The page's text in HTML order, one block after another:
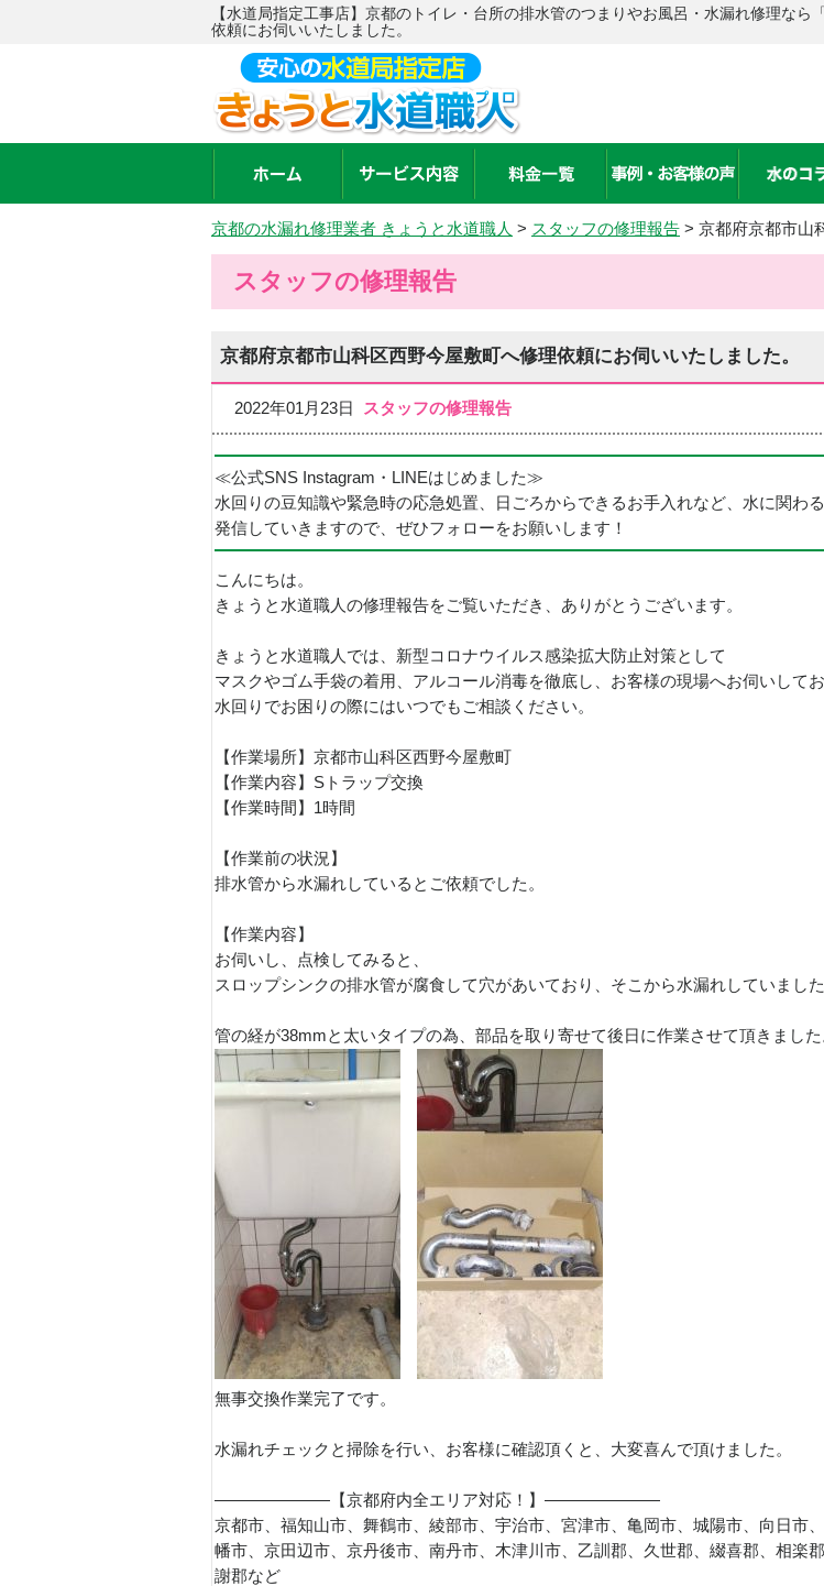
【水道局指定工事店】京都のトイレ・台所の排水管のつまりやお風呂・水漏れ修理な
依頼にお伺いいたしました。
京都の水漏れ修理業者 きょうと水道職人 > スタッフの修理報告 > 京都府京都市山
スタッフの修理報告
京都府京都市山科区西野今屋敷町へ修理依頼にお伺いいたしました。
2022年01月23日 スタッフの修理報告
≪公式SNS Instagram・LINEはじめました≫
水回りの豆知識や緊急時の応急処置、日ごろからできるお手入れなど、水に関わ
発信していきますので、ぜひフォローをお願いします！
こんにちは。
きょうと水道職人の修理報告をご覧いただき、ありがとうございます。
きょうと水道職人では、新型コロナウイルス感染拡大防止対策として
マスクやゴム手袋の着用、アルコール消毒を徹底し、お客様の現場へお伺いしてお
水回りでお困りの際にはいつでもご相談ください。
【作業場所】京都市山科区西野今屋敷町
【作業内容】Sトラップ交換
【作業時間】1時間
【作業前の状況】
排水管から水漏れしているとご依頼でした。
【作業内容】
お伺いし、点検してみると、
スロップシンクの排水管が腐食して穴があいており、そこから水漏れしていました
管の経が38mmと太いタイプの為、部品を取り寄せて後日に作業させて頂きました
無事交換作業完了です。
水漏れチェックと掃除を行い、お客様に確認頂くと、大変喜んで頂けました。
———————【京都府内全エリア対応！】———————
京都市、福知山市、舞鶴市、綾部市、宇治市、宮津市、亀岡市、城陽市、向日市
幡市、京田辺市、京丹後市、南丹市、木津川市、乙訓郡、久世郡、綴喜郡、相楽
謝郡など